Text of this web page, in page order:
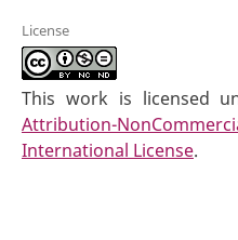
License
This work is licensed
Attribution-
International License.